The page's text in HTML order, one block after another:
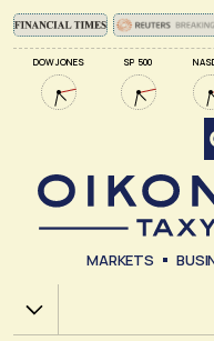
DOW JONES SP 500
MARKETS
Χ.Α.